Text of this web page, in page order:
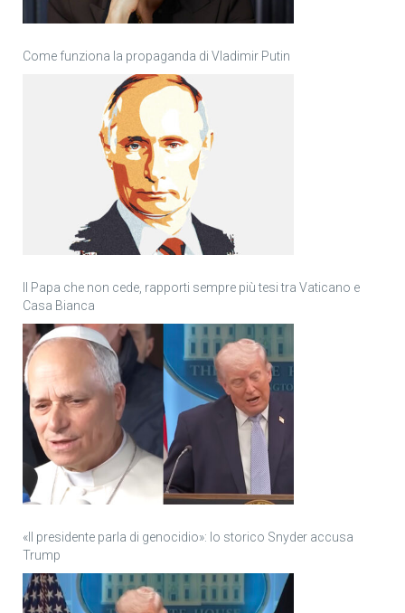
Come funziona la propaganda di Vladimir Putin
Il Papa che non cede, rapporti sempre più tesi tra Vaticano e
Casa Bianca
«Il presidente parla di genocidio»: lo storico Snyder accusa
Trump